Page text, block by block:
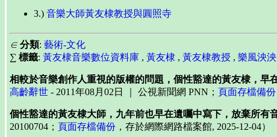
3.) 音樂大師黃友棣教授與圓照寺
∈ 分類: 藝術-文化
∑ 標籤: 黃友棣音樂數位資料庫 , 黃友棣 , 黃友棣教授 , 樂風泱泱
相較於音樂創作人重視的版權的問題，個性豁達的黃友棣，早
高齡辭世 - 2011年08月02日 ｜ 公視新聞網 PNN； 頁面存檔備份
個性豁達的黃友棣大師，九年前也早在遺囑中寫下，放棄所有
20100704； 頁面存檔備份 ，存於網際網路檔案館, 2025-12-04）